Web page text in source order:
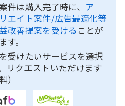
件は購入完了時に、 ア
エイト案件/広告最適化等
改善提案を受ける ことが
す。
受けたいサービスを選択
リクエストいただけます
）